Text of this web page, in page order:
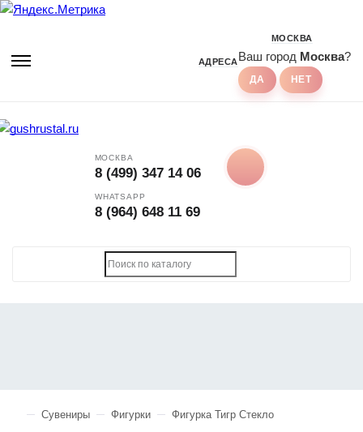
АДРЕСА
МОСКВА
Ваш город Москва?
МОСКВА
8 (499) 347 14 06
WHATSAPP
8 (964) 648 11 69
Сувениры Фигурки Фигурка Тигр Стекло